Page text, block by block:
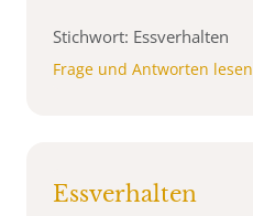
Stichwort: Essverhalten
Frage und Antworten lesen
Essverhalten